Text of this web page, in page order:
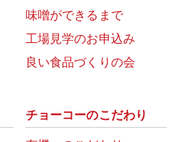
味噌ができるまで
工場見学のお申込み
良い食品づくりの会
チョーコーのこだわり